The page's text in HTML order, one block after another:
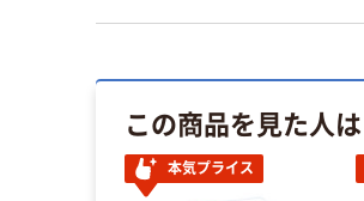
この商品を見た人
本気プライス